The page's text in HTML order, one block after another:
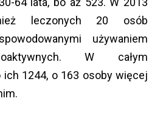
leczonych 20 osób
używaniem
W całym
ich 1244, o 163 osoby więcej